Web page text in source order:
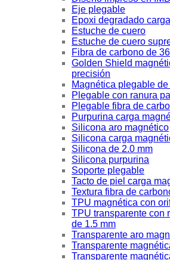
Eje plegable
Epoxi degradado
Estuche de cuero
Estuche de cuero
Fibra de carbono de
Golden Shield
precisión
Magnética plegable
Plegable con ranura
Plegable fibra de
Purpurina carga
Silicona aro magnético
Silicona carga
Silicona de 2.0 mm
Silicona purpurina
Soporte plegable
Tacto de piel carga
Textura fibra de
TPU magnética con
TPU transparente con
de 1.5 mm
Transparente aro
Transparente
Transparente